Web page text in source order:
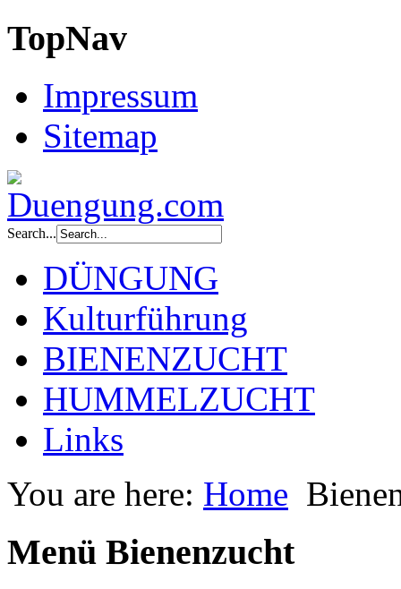
TopNav
Impressum
Sitemap
Search...
DÜNGUNG
Kulturführung
BIENENZUCHT
HUMMELZUCHT
Links
You are here: Home
Menü Bienenzucht